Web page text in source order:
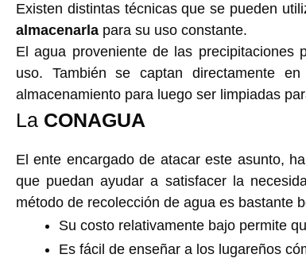
Existen distintas técnicas que se pueden
almacenarla para su uso constante.
El agua proveniente de las precipitaciones
uso. También se captan directamente
almacenamiento para luego ser limpiadas
La CONAGUA
El ente encargado de atacar este asunto,
que puedan ayudar a satisfacer la
método de recolección de agua es bastante
Su costo relativamente bajo permite
Es fácil de enseñar a los lugareños